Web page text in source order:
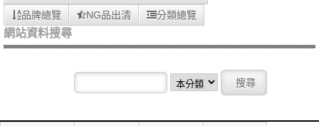
品牌總覽
NG品出清 分類總覽
網站資料搜尋